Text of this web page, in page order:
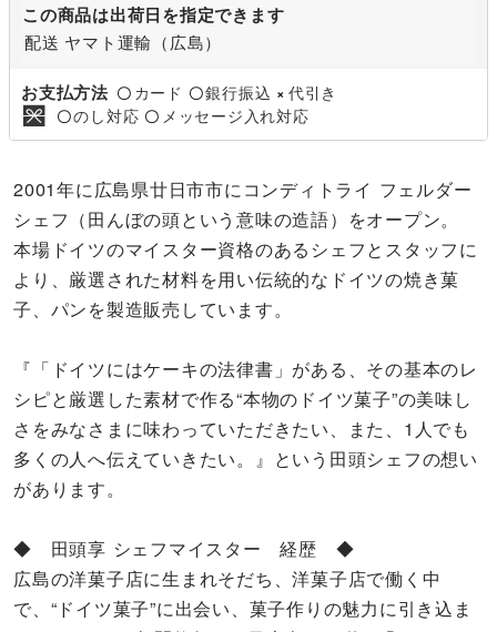
この商品は出荷日を指定できます
配送 ヤマト運輸（広島）
お支払方法 〇 カード 〇銀行振込 × 代引き
〇のし対応 〇 メッセージ入れ対応
2001年に広島県廿日市市にコンディトライ フェルダー
シェフ（田んぼの頭という意味の造語）をオープン。
本場ドイツのマイスター資格のあるシェフとスタッフに
より、厳選された材料を用い伝統的なドイツの焼き菓
子、パンを製造販売しています。
『「ドイツにはケーキの法律書」がある、その基本のレ
シピと厳選した素材で作る“本物のドイツ菓子”の美味し
さをみなさまに味わっていただきたい、また、1人でも
多くの人へ伝えていきたい。』という田頭シェフの想い
があります。
◆ 田頭享 シェフマイスター 経歴 ◆
広島の洋菓子店に生まれそだち、洋菓子店で働く中
で、“ドイツ菓子”に出会い、菓子作りの魅力に引き込ま